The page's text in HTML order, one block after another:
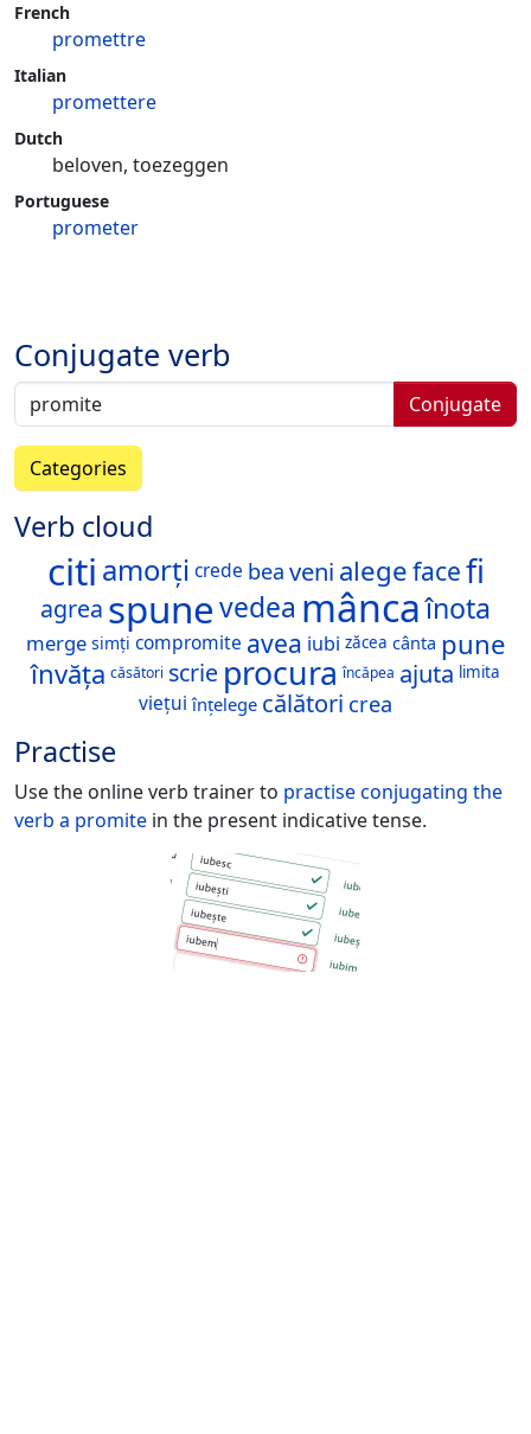
French
promettre
Italian
promettere
Dutch
beloven, toezeggen
Portuguese
prometer
Conjugate verb
Conjugate
Categories
Verb cloud
citi amorți crede bea veni alegefacefi
agrea spunevedea mâncaînota
merge simți compromite avea iubi zăcea cânta pune
învăța căsători scrie procura încăpea ajuta limita
viețui înțelege călători crea
Practise
Use the online verb trainer to practise conjugating the
verb a promite in the present indicative tense.